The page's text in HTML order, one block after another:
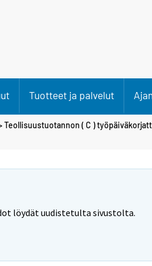
Tuotteet ja palvelut
Teollisuustuotannon ( C )
löydät uudistetulta sivustolta.